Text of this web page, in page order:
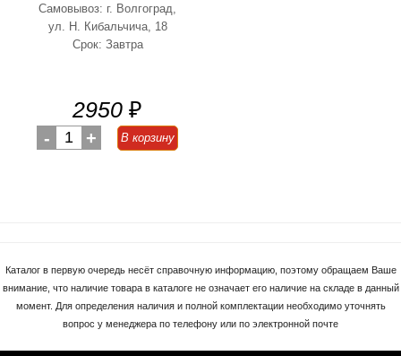
Самовывоз: г. Волгоград,
ул. Н. Кибальчича, 18
Срок: Завтра
2950 ₽
- 1 + В корзину
Каталог в первую очередь несёт справочную информацию, поэтому обращаем Ваше
внимание, что наличие товара в каталоге не означает его наличие на складе в данный
момент. Для определения наличия и полной комплектации необходимо уточнять
вопрос у менеджера по телефону или по электронной почте